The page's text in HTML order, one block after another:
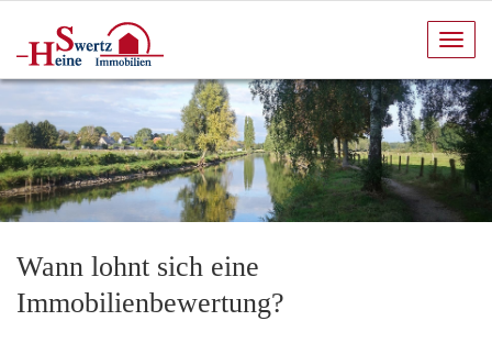
Wann lohnt sich eine
Immobilienbewertung?